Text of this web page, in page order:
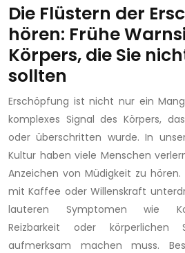
Die Flüstern der
hören: Frühe
Körpers, die Sie
sollten
Erschöpfung ist nicht nur ein
komplexes Signal des Körpers,
oder überschritten wurde. In
Kultur haben viele Menschen
Anzeichen von Müdigkeit zu
mit Kaffee oder Willenskraft
lauteren Symptomen wie
Reizbarkeit oder
aufmerksam machen muss.